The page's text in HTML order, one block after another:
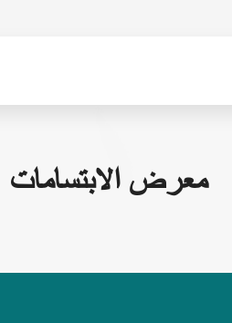
معرض الابتسامات